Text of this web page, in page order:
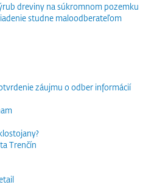
dreviny na súkromnom pozemku
studne maloodberateľom
záujmu o odber informácií
Trenčín